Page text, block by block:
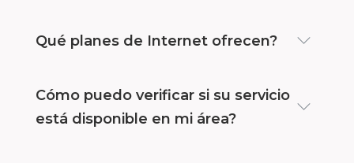
Qué planes de Internet ofrecen?
Cómo puedo verificar si su servicio
está disponible en mi área?